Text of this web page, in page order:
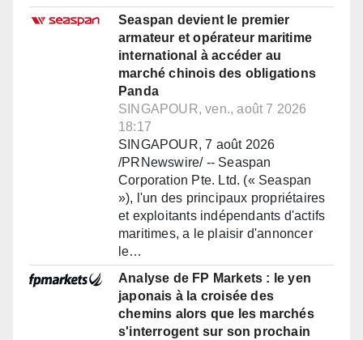
Seaspan devient le premier
armateur et opérateur maritime
international à accéder au
marché chinois des obligations
Panda
SINGAPOUR, ven., août 7 2026
18:17
SINGAPOUR, 7 août 2026
/PRNewswire/ -- Seaspan
Corporation Pte. Ltd. (« Seaspan
»), l'un des principaux propriétaires
et exploitants indépendants d'actifs
maritimes, a le plaisir d'annoncer
le…
Analyse de FP Markets : le yen
japonais à la croisée des
chemins alors que les marchés
s'interrogent sur son prochain